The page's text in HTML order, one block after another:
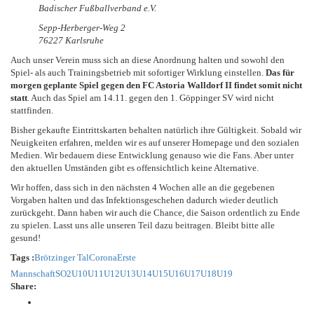
Badischer Fußballverband e.V.
Sepp-Herberger-Weg 2
76227 Karlsruhe
Auch unser Verein muss sich an diese Anordnung halten und sowohl den
Spiel- als auch Trainingsbetrieb mit sofortiger Wirklung einstellen. Das für
morgen geplante Spiel gegen den FC Astoria Walldorf II findet somit nicht
statt. Auch das Spiel am 14.11. gegen den 1. Göppinger SV wird nicht
stattfinden.
Bisher gekaufte Eintrittskarten behalten natürlich ihre Gültigkeit. Sobald wir
Neuigkeiten erfahren, melden wir es auf unserer Homepage und den sozialen
Medien. Wir bedauern diese Entwicklung genauso wie die Fans. Aber unter
den aktuellen Umständen gibt es offensichtlich keine Alternative.
Wir hoffen, dass sich in den nächsten 4 Wochen alle an die gegebenen
Vorgaben halten und das Infektionsgeschehen dadurch wieder deutlich
zurückgeht. Dann haben wir auch die Chance, die Saison ordentlich zu Ende
zu spielen. Lasst uns alle unseren Teil dazu beitragen. Bleibt bitte alle
gesund!
Tags :Brötzinger TalCoronaErste
MannschaftSO2U10U11U12U13U14U15U16U17U18U19
Share: